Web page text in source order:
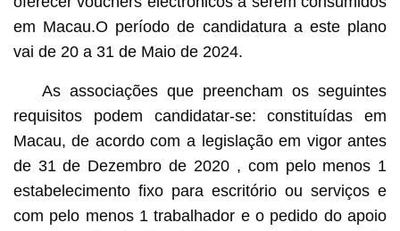
em Macau.O período de candidatura a este plano
vai de 20 a 31 de Maio de 2024.
As associações que preencham os seguintes
requisitos podem candidatar-se: constituídas em
Macau, de acordo com a legislação em vigor antes
de 31 de Dezembro de 2020 , com pelo menos 1
estabelecimento fixo para escritório ou serviços e
com pelo menos 1 trabalhador e o pedido do apoio